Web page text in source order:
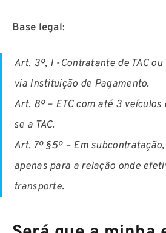
Base legal:
Art. 3º, I -Contratante de TAC ou
via Instituição de Pagamento.
Art. 8º – ETC com até 3 veículos
se a TAC.
Art. 7º §5º – Em
apenas para a relação onde
transporte.